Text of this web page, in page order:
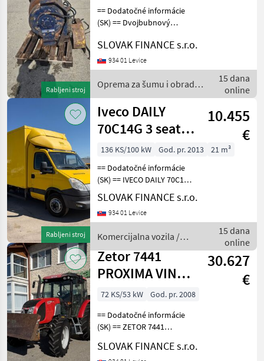
Rabljeni stroj
== Dodatočné informácie
(SK) == Dvojbubnový
drevo vhodný na LKT
Hittner Ecotrac 120, LKT 81
turbo , LKT 120 , HSM ,
Timmberjack, Nosnosť na
SLOVAK FINANCE s.r.o.
934 01 Levice
Oprema za šumu i obradu
drveta / Sonstige
15 dana
online
Rabljeni stroj
Iveco DAILY
70C14G 3 seats
VIN 357
10.455
€
136 KS/100 kW God. pr. 2013
21 m³
== Dodatočné informácie
(SK) == IVECO DAILY 70C14G
CNG r.v. 02/2013, 307 463
km, EURO 6, 100 kW, 2998
cm3, manuál, 3 miesta na
hydraulic
SLOVAK FINANCE s.r.o.
934 01 Levice
Komercijalna vozila /
Iveco
15 dana
online
Zetor 7441
PROXIMA VIN
637
30.627
€
72 KS/53 kW
God. pr. 2008
== Dodatočné informácie
(SK) == ZETOR 7441
6662 MTH, 4156cm3, 53kw,
SLOVAK FINANCE s.r.o.